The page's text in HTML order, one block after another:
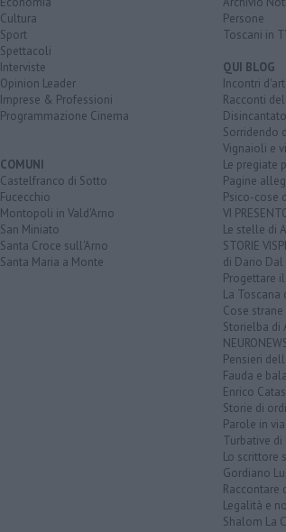
Cultura
Sport
Spettacoli
Interviste
Opinion Leader
Imprese & Professioni
Programmazione Cinema
COMUNI
Castelfranco di Sotto
Fucecchio
Montopoli in Vald'Arno
San Miniato
Santa Croce sull'Arno
Santa Maria a Monte
Persone
Toscani in
QUI BLOG
Incontri
Racconti
Sorridendo
Vignaioli e
Le pregiate
Pagine
Psico-cose
VI
Le stelle di
STORIE
di Dario Dal
Progettare
La Toscana
Cose
Storielba di
Pensieri
Fauda e
Enrico
Storie di
Parole in
Turbative di
Lo scrittore
Gordiano
Raccontare
Legalità e
Shalom La